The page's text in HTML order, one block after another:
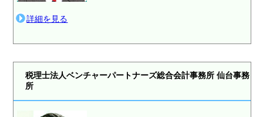
詳細を見る
税理士法人ベンチャーパートナーズ総合会計事務所 仙台事務
所